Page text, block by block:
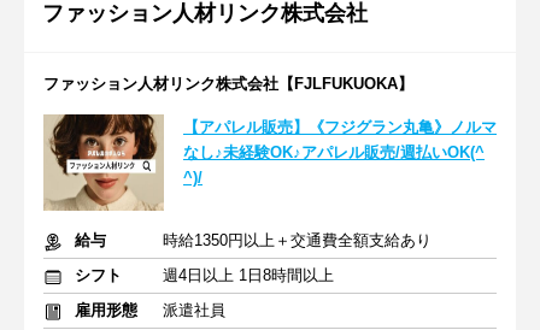
ファッション人材リンク株式会社
ファッション人材リンク株式会社【FJLFUKUOKA】
【アパレル販売】《フジグラン丸亀》ノルマ
なし♪未経験OK♪アパレル販売/週払いOK(^
^)/
給与
時給1350円以上＋交通費全額支給あり
シフト
週4日以上 1日8時間以上
雇用形態
派遣社員